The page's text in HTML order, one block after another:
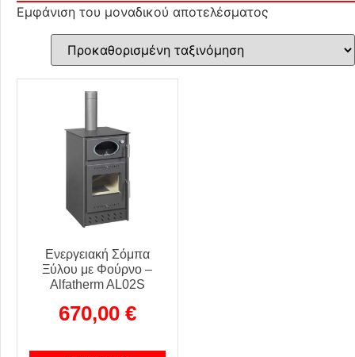
Εμφάνιση του μοναδικού αποτελέσματος
Ενεργειακή Σόμπα
Ξύλου με Φούρνο –
Alfatherm AL02S
670,00 €